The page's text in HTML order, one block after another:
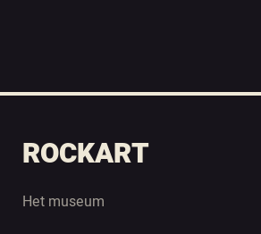
ROCKART
Het museum